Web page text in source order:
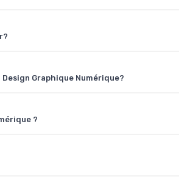
Graphique Numérique?
?